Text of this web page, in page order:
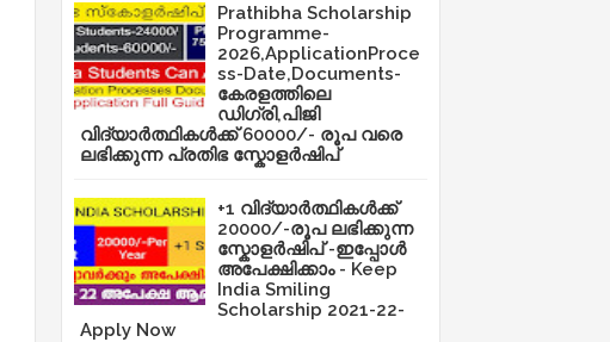
Prathibha Scholarship
Programme-
2026,ApplicationProce
ss-Date,Documents-
കേരളത്തിലെ
ഡിഗ്രി,പിജി
വിദ്യാർത്ഥികൾക്ക് 60000/- രൂപ വരെ
ലഭിക്കുന്ന പ്രതിഭ സ്കോളർഷിപ്
+1 വിദ്യാർത്ഥികൾക്ക്
20000/-രൂപ ലഭിക്കുന്ന
സ്കോളർഷിപ് -ഇപ്പോൾ
അപേക്ഷിക്കാം - Keep
India Smiling
Scholarship 2021-22-
Apply Now